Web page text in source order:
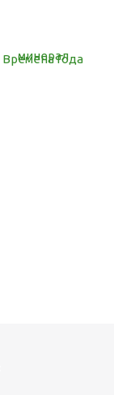
минерал
Времена Года